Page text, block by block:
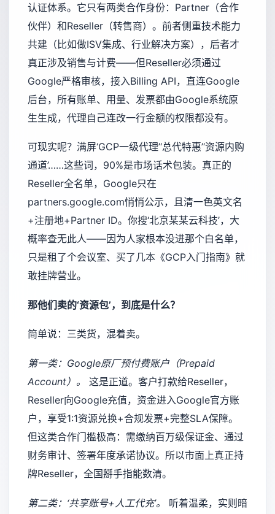
认证体系。它只有两类合作身份：Partner（合作
伙伴）和Reseller（转售商）。前者侧重技术能力
共建（比如做ISV集成、行业解决方案），后者才
真正涉及销售与计费——但Reseller必须通过
Google严格审核，接入Billing API，直连Google
后台，所有账单、用量、发票都由Google系统原
生生成，代理自己连改一行金额的权限都没有。
可现实呢？满屏‘GCP一级代理’‘总代特惠’‘资源内购
通道’……这些词，90%是市场话术包装。真正的
Reseller全名单，Google只在
partners.google.com悄悄公示，且清一色英文名
+注册地+Partner ID。你搜‘北京某某云科技’，大
概率查无此人——因为人家根本没进那个白名单，
只是租了个会议室、买了几本《GCP入门指南》就
敢挂牌营业。
那他们卖的‘资源包’，到底是什么？
简单说：三类货，混着卖。
第一类：Google原厂预付费账户（Prepaid
Account）。
这是正道。客户打款给Reseller，
Reseller向Google充值，资金进入Google官方账
户，享受1:1资源兑换+合规发票+完整SLA保障。
但这类合作门槛极高：需缴纳百万级保证金、通过
财务审计、签署年度承诺协议。所以市面上真正持
牌Reseller，全国掰手指能数清。
第二类：‘共享账号+人工代充’。
听着温柔，实则暗